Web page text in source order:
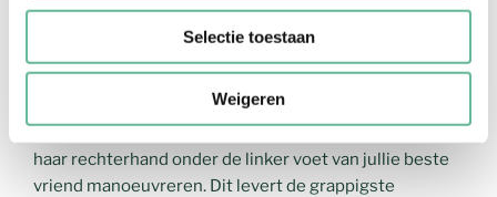
Selectie toestaan
Weigeren
9) Twister
Wellicht niet heel handig voor de dames in een mooie
jurk, maar wel altijd een erg grappig spel. Laat je nichtje
haar rechterhand onder de linker voet van jullie beste
vriend manoeuvreren. Dit levert de grappigste